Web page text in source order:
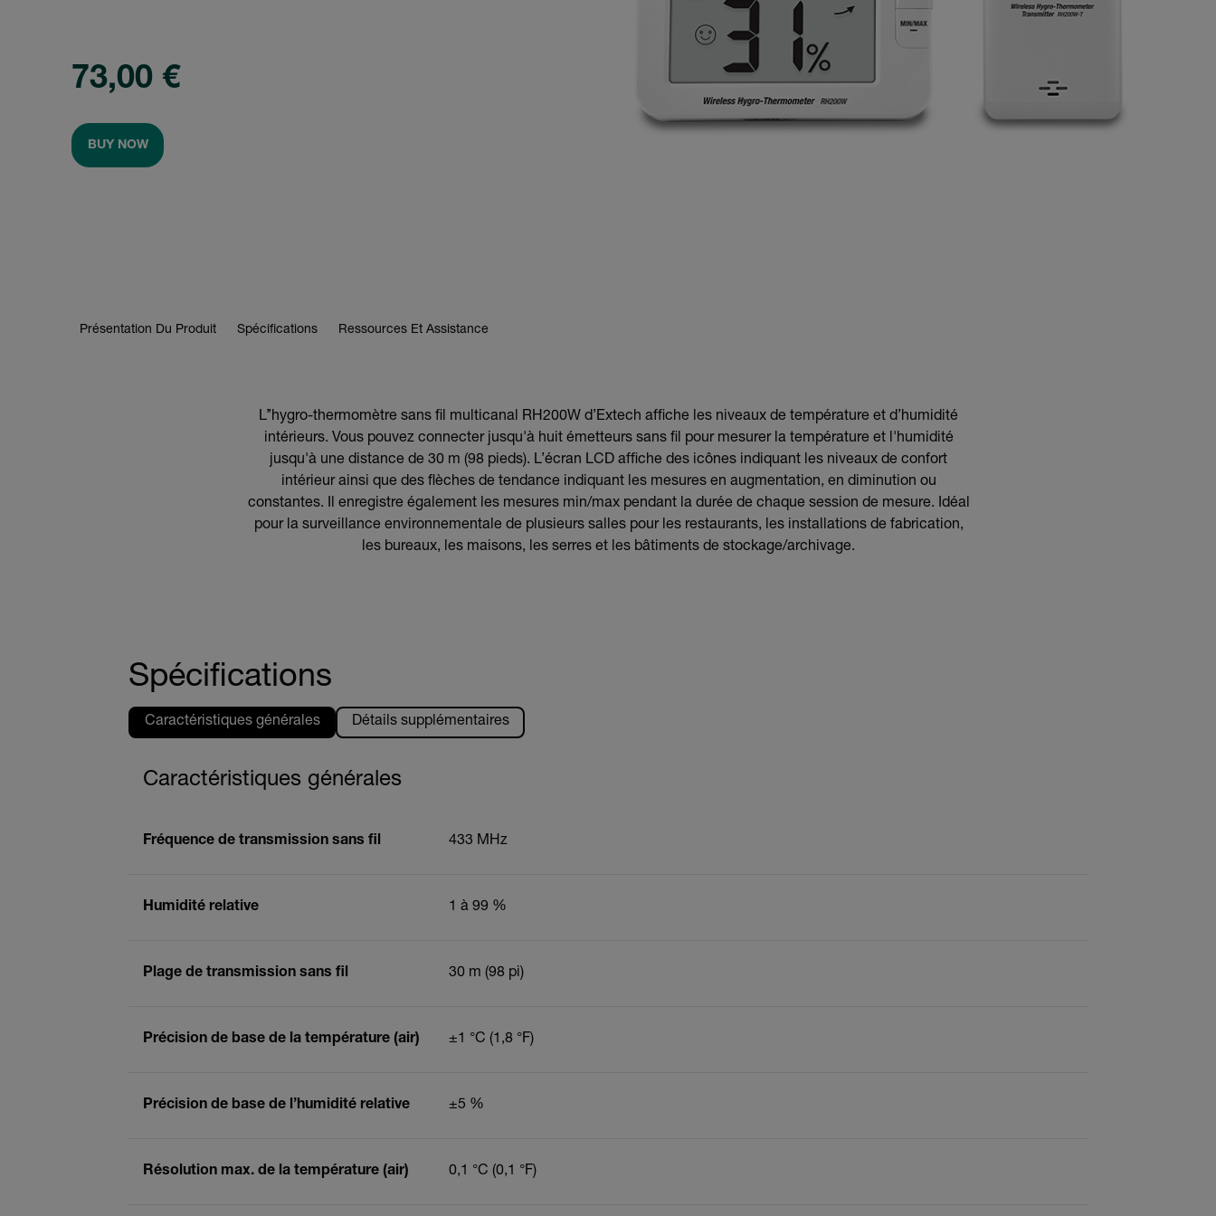
73,00 €
BUY NOW
Présentation Du Produit Spécifications Ressources Et Assistance
L’’hygro-thermomètre sans fil multicanal RH200W d’Extech affiche les niveaux de température et d’humidité
intérieurs. Vous pouvez connecter jusqu'à huit émetteurs sans fil pour mesurer la température et l'humidité
jusqu'à une distance de 30 m (98 pieds). L’écran LCD affiche des icônes indiquant les niveaux de confort
intérieur ainsi que des flèches de tendance indiquant les mesures en augmentation, en diminution ou
constantes. Il enregistre également les mesures min/max pendant la durée de chaque session de mesure. Idéal
pour la surveillance environnementale de plusieurs salles pour les restaurants, les installations de fabrication,
les bureaux, les maisons, les serres et les bâtiments de stockage/archivage.
Spécifications
Caractéristiques générales Détails supplémentaires
Caractéristiques générales
Fréquence de transmission sans fil 433 MHz
Humidité relative 1 à 99 %
Plage de transmission sans fil 30 m (98 pi)
Précision de base de la température (air) ±1 °C (1,8 °F)
Précision de base de l’humidité relative ±5 %
Résolution max. de la température (air) 0,1 °C (0,1 °F)